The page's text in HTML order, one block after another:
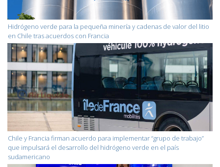
Hidrógeno verde para la pequeña minería y cadenas de valor del litio
en Chile tras acuerdos con Francia
Chile y Francia firman acuerdo para implementar “grupo de trabajo”
que impulsará el desarrollo del hidrógeno verde en el país
sudamericano